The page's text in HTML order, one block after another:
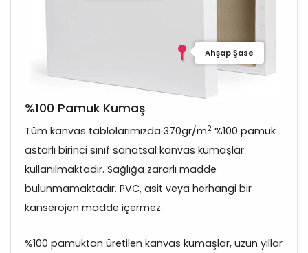
Ahşap Şase
%100 Pamuk Kumaş
Tüm kanvas tablolarımızda 370gr/m2 %100 pamuk
astarlı birinci sınıf sanatsal kanvas kumaşlar
kullanılmaktadır. Sağlığa zararlı madde
bulunmamaktadır. PVC, asit veya herhangi bir
kanserojen madde içermez.
%100 pamuktan üretilen kanvas kumaşlar, uzun yıllar